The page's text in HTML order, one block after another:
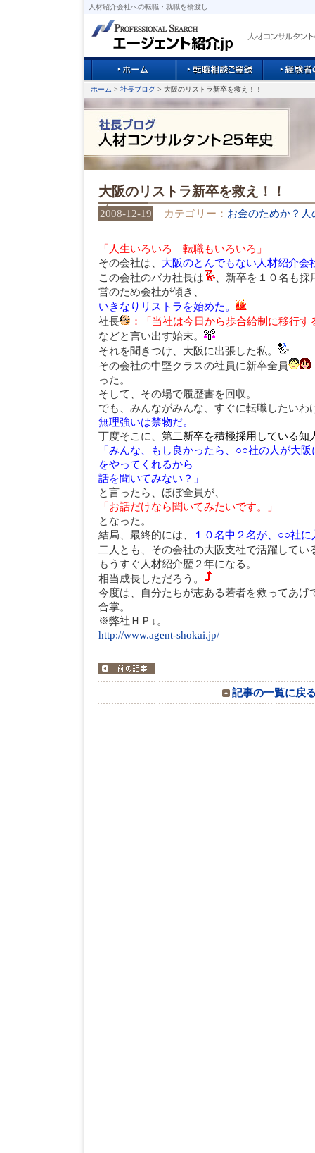
人材紹介会社への転職・就職を橋渡し
ホーム > 社長ブログ > 大阪のリストラ新卒を救え！！
大阪のリストラ新卒を救え！！
2008-12-19 カテゴリー： お金のためか？人
「人生いろいろ 転職もいろいろ」
その会社は、 大阪のとんでもない人材紹介会
この会社のバカ社長は
、新卒を１０名も
営のため会社が傾き、
いきなりリストラを始めた。
社長
：「当社は今日から歩合給制に移行す
などと言い出す始末。
それを聞きつけ、大阪に出張した私。
その会社の中堅クラスの社員に新卒全員
った。
そして、その場で履歴書を回収。
でも、みんながみんな、すぐに転職したいわ
無理強いは禁物だ。
丁度そこに、 第二新卒を積極採用している知
「みんな、もし良かったら、○○社の人が大
をやってくれるから
話を聞いてみない？」
と言ったら、ほぼ全員が、
「お話だけなら聞いてみたいです。」
となった。
結局、最終的には、
１０名中２名が、○○社に
二人とも、その会社の大阪支社で活躍してい
もうすぐ人材紹介歴２年になる。
相当成長しただろう。
今度は、自分たちが志ある若者を救ってあげ
合掌。
※弊社ＨＰ↓。
http://www.agent-shokai.jp/
記事の一覧に戻